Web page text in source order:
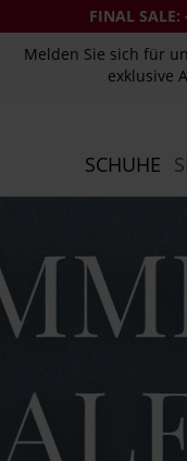
FINAL SALE:
Melden Sie sich für
exklusive
SCHUHE